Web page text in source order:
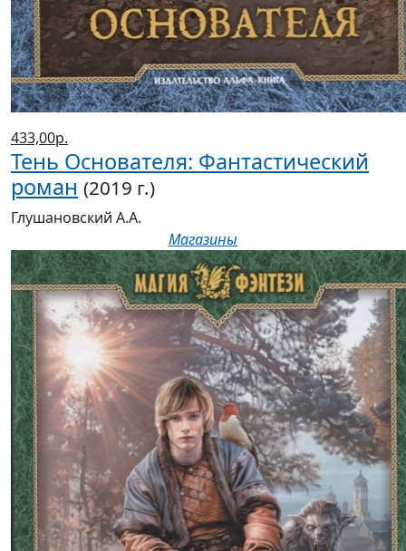
433,00р.
Тень Основателя: Фантастический
роман (2019 г.)
Глушановский А.А.
Магазины